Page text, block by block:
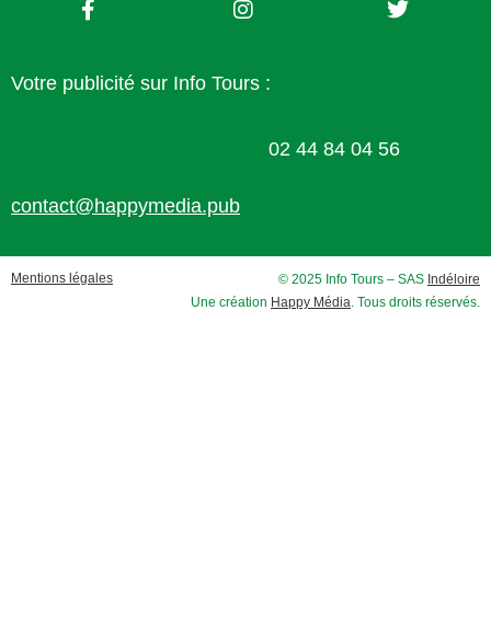
Votre publicité sur Info Tours :
02 44 84 04 56
contact@happymedia.pub
Mentions légales © 2025 Info Tours – SAS Indéloire
Une création Happy Média. Tous droits réservés.